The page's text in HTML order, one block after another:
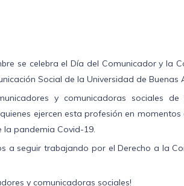
se celebra el Día del Comunicador y la
Social de la Universidad de Buenas
y comunicadoras sociales
ejercen esta profesión en
la pandemia Covid-19.
a seguir trabajando por el Derecho a la
y comunicadoras sociales!